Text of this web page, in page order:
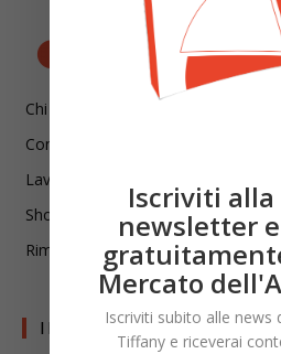
Chi siamo
Contatti
Lavora con noi
Shop
Rimani aggiornato!
I LIBRI DI CDT
Iscriviti
newsletter
Mercato
Iscriviti subito alle news
Tiffany e riceverai